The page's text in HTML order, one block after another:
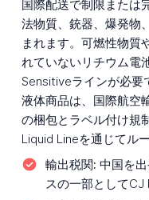
国際配送で制限または
法物質、銃器、爆発物
まれます。可燃性物質
れていないリチウム電
Sensitiveラインが必要
液体商品は、国際航空
の梱包とラベル付け規
Liquid Lineを通じてル
輸出税関: 中国を
スの一部として